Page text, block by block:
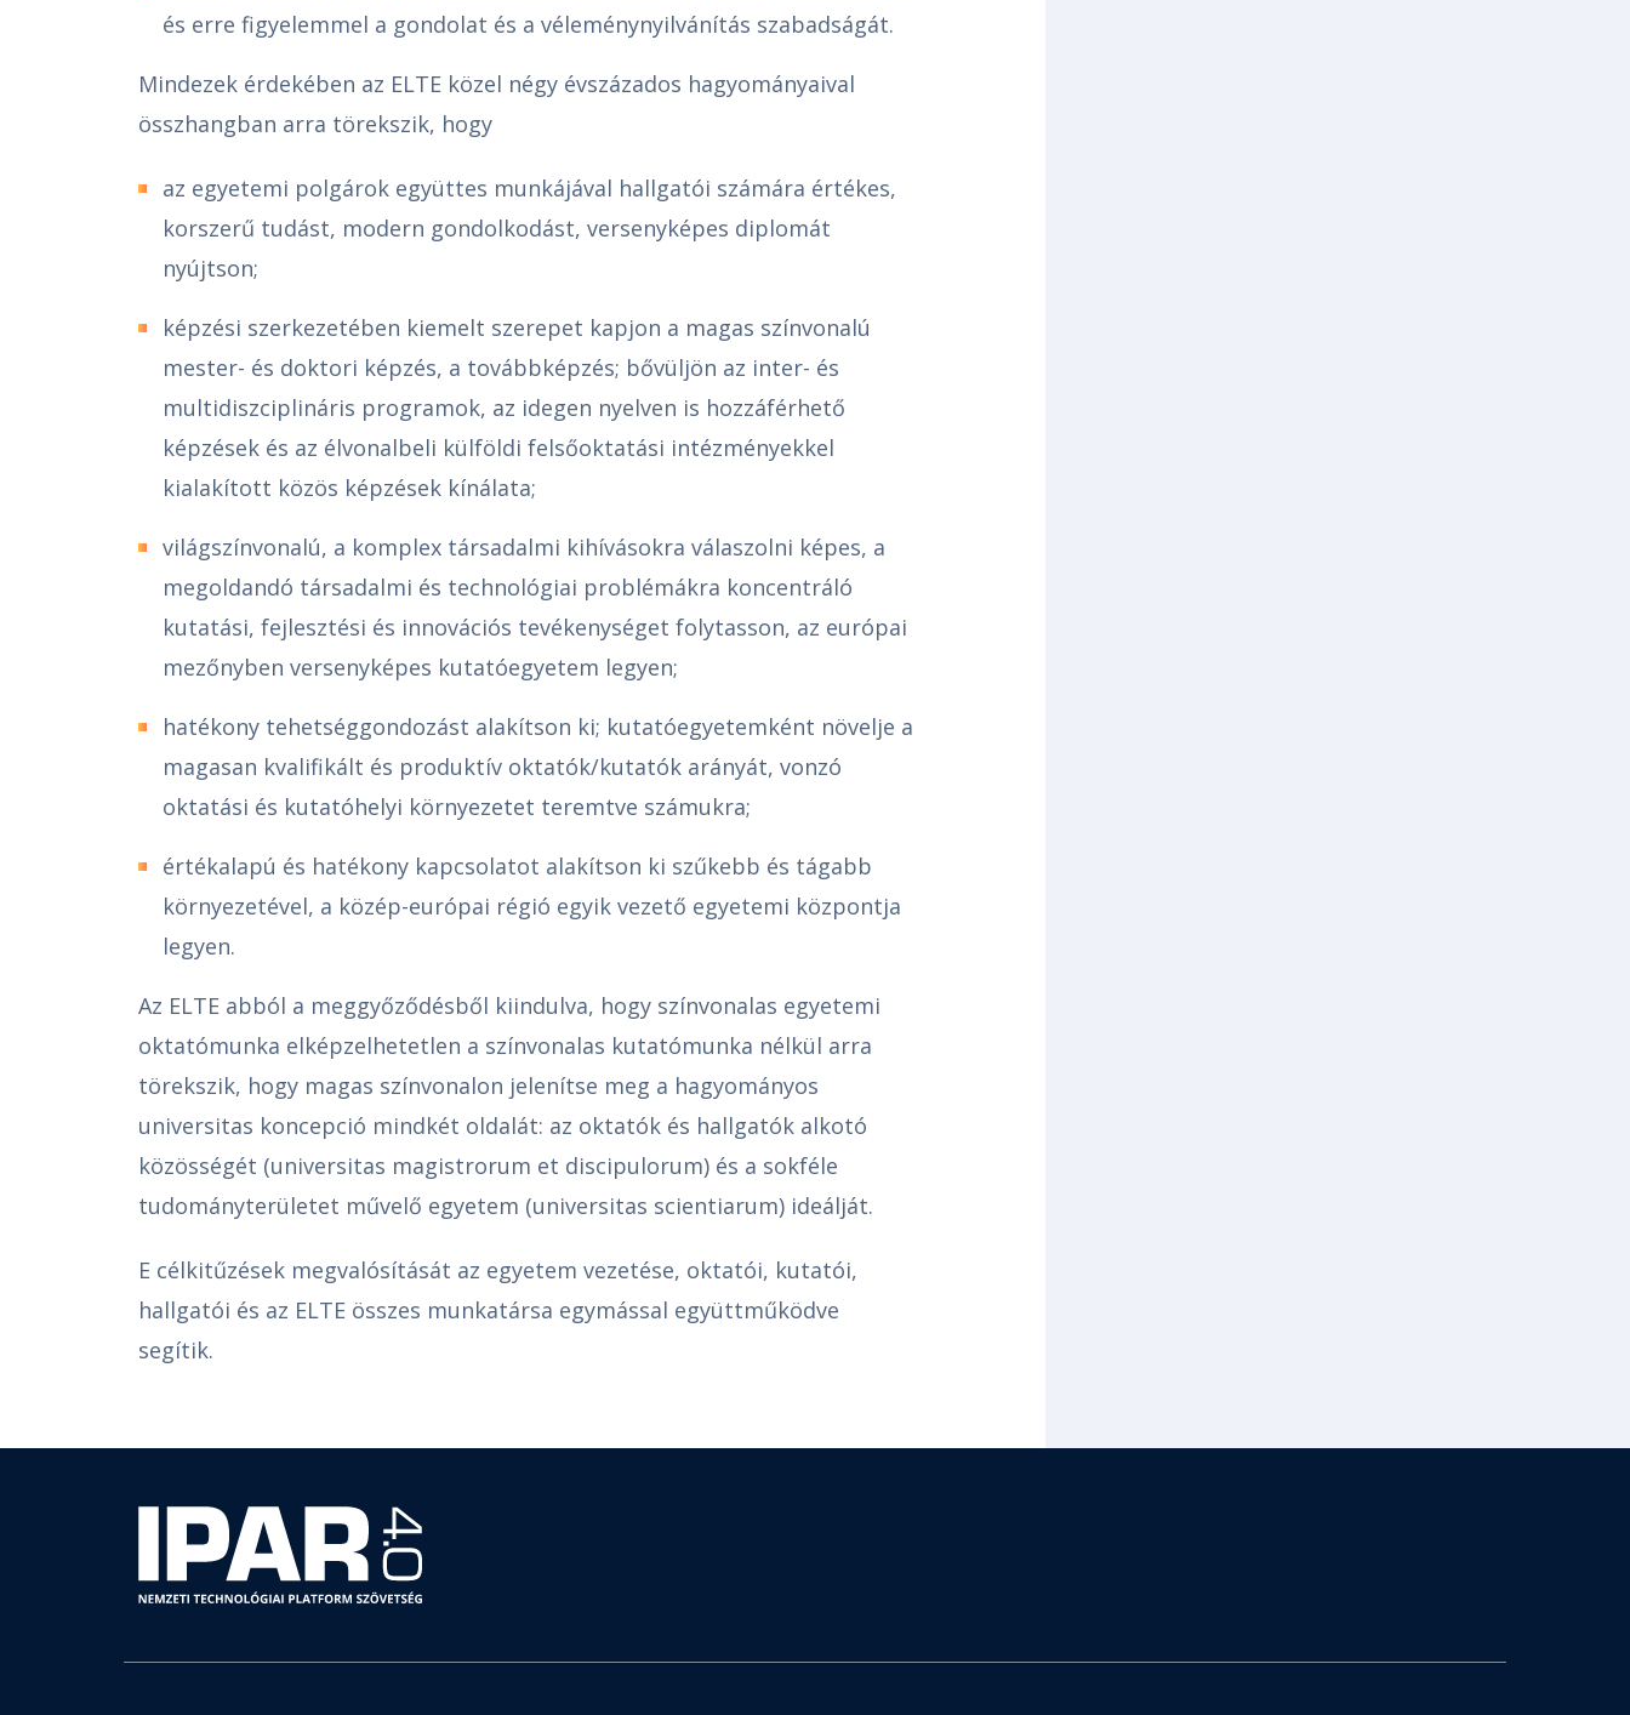
és erre figyelemmel a gondolat és a véleménynyilvánítás szabadságát.
Mindezek érdekében az ELTE közel négy évszázados hagyományaival
összhangban arra törekszik, hogy
az egyetemi polgárok együttes munkájával hallgatói számára értékes,
korszerű tudást, modern gondolkodást, versenyképes diplomát
nyújtson;
képzési szerkezetében kiemelt szerepet kapjon a magas színvonalú
mester- és doktori képzés, a továbbképzés; bővüljön az inter- és
multidiszciplináris programok, az idegen nyelven is hozzáférhető
képzések és az élvonalbeli külföldi felsőoktatási intézményekkel
kialakított közös képzések kínálata;
világszínvonalú, a komplex társadalmi kihívásokra válaszolni képes, a
megoldandó társadalmi és technológiai problémákra koncentráló
kutatási, fejlesztési és innovációs tevékenységet folytasson, az európai
mezőnyben versenyképes kutatóegyetem legyen;
hatékony tehetséggondozást alakítson ki; kutatóegyetemként növelje a
magasan kvalifikált és produktív oktatók/kutatók arányát, vonzó
oktatási és kutatóhelyi környezetet teremtve számukra;
értékalapú és hatékony kapcsolatot alakítson ki szűkebb és tágabb
környezetével, a közép-európai régió egyik vezető egyetemi központja
legyen.
Az ELTE abból a meggyőződésből kiindulva, hogy színvonalas egyetemi
oktatómunka elképzelhetetlen a színvonalas kutatómunka nélkül arra
törekszik, hogy magas színvonalon jelenítse meg a hagyományos
universitas koncepció mindkét oldalát: az oktatók és hallgatók alkotó
közösségét (universitas magistrorum et discipulorum) és a sokféle
tudományterületet művelő egyetem (universitas scientiarum) ideálját.
E célkitűzések megvalósítását az egyetem vezetése, oktatói, kutatói,
hallgatói és az ELTE összes munkatársa egymással együttműködve
segítik.